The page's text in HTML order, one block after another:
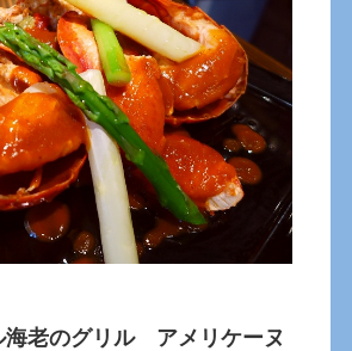
海老のグリル アメリケーヌ